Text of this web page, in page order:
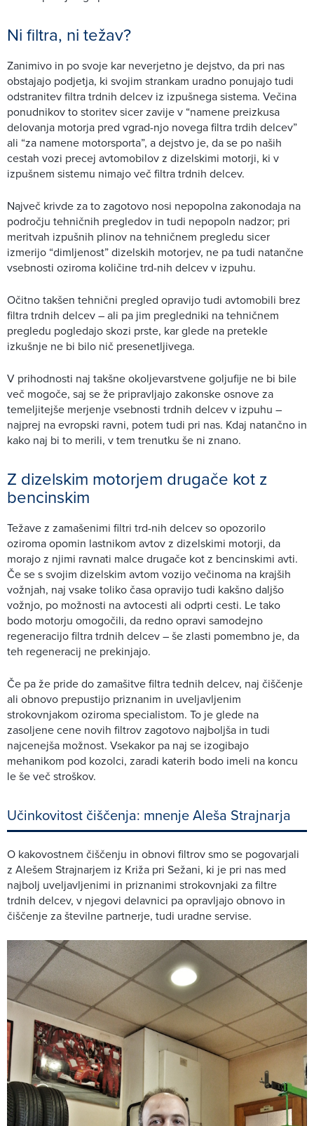
Ni filtra, ni težav?
Zanimivo in po svoje kar neverjetno je dejstvo, da pri nas
obstajajo podjetja, ki svojim strankam uradno ponujajo tudi
odstranitev filtra trdnih delcev iz izpušnega sistema. Večina
ponudnikov to storitev sicer zavije v “namene preizkusa
delovanja motorja pred vgrad-njo novega filtra trdih delcev”
ali “za namene motorsporta”, a dejstvo je, da se po naših
cestah vozi precej avtomobilov z dizelskimi motorji, ki v
izpušnem sistemu nimajo več filtra trdnih delcev.
Največ krivde za to zagotovo nosi nepopolna zakonodaja na
področju tehničnih pregledov in tudi nepopoln nadzor; pri
meritvah izpušnih plinov na tehničnem pregledu sicer
izmerijo “dimljenost” dizelskih motorjev, ne pa tudi natančne
vsebnosti oziroma količine trd-nih delcev v izpuhu.
Očitno takšen tehnični pregled opravijo tudi avtomobili brez
filtra trdnih delcev – ali pa jim pregledniki na tehničnem
pregledu pogledajo skozi prste, kar glede na pretekle
izkušnje ne bi bilo nič presenetljivega.
V prihodnosti naj takšne okoljevarstvene goljufije ne bi bile
več mogoče, saj se že pripravljajo zakonske osnove za
temeljitejše merjenje vsebnosti trdnih delcev v izpuhu –
najprej na evropski ravni, potem tudi pri nas. Kdaj natančno in
kako naj bi to merili, v tem trenutku še ni znano.
Z dizelskim motorjem drugače kot z
bencinskim
Težave z zamašenimi filtri trd-nih delcev so opozorilo
oziroma opomin lastnikom avtov z dizelskimi motorji, da
morajo z njimi ravnati malce drugače kot z bencinskimi avti.
Če se s svojim dizelskim avtom vozijo večinoma na krajših
vožnjah, naj vsake toliko časa opravijo tudi kakšno daljšo
vožnjo, po možnosti na avtocesti ali odprti cesti. Le tako
bodo motorju omogočili, da redno opravi samodejno
regeneracijo filtra trdnih delcev – še zlasti pomembno je, da
teh regeneracij ne prekinjajo.
Če pa že pride do zamašitve filtra tednih delcev, naj čiščenje
ali obnovo prepustijo priznanim in uveljavljenim
strokovnjakom oziroma specialistom. To je glede na
zasoljene cene novih filtrov zagotovo najboljša in tudi
najcenejša možnost. Vsekakor pa naj se izogibajo
mehanikom pod kozolci, zaradi katerih bodo imeli na koncu
le še več stroškov.
Učinkovitost čiščenja: mnenje Aleša Strajnarja
O kakovostnem čiščenju in obnovi filtrov smo se pogovarjali
z Alešem Strajnarjem iz Križa pri Sežani, ki je pri nas med
najbolj uveljavljenimi in priznanimi strokovnjaki za filtre
trdnih delcev, v njegovi delavnici pa opravljajo obnovo in
čiščenje za številne partnerje, tudi uradne servise.